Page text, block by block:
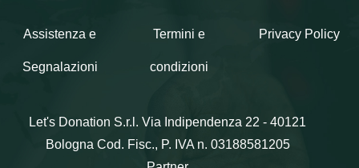
utilizzare la tua Gift Card, stampala e
negozi Upim aderenti all'iniziativa.
servizioclienti@upim.it
https://www.upim.com/it/it/stores
Assistenza e
Segnalazioni
Termini e
condizioni
Privacy Policy
Let's Donation S.r.l. Via Indipendenza 22 - 40121
Bologna Cod. Fisc., P. IVA n. 03188581205